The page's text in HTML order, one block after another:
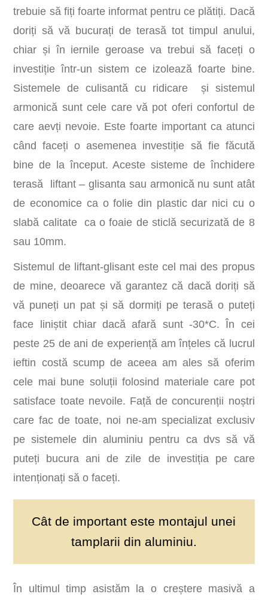
trebuie să fiți foarte informat pentru ce plătiți. Dacă
doriți să vă bucurați de terasă tot timpul anului,
chiar și în iernile geroase va trebui să faceți o
investiție într-un sistem ce izolează foarte bine.
Sistemele de culisantă cu ridicare și sistemul
armonică sunt cele care vă pot oferi confortul de
care aevți nevoie. Este foarte important ca atunci
când faceți o asemenea investiție să fie făcută
bine de la început. Aceste sisteme de închidere
terasă liftant – glisanta sau armonică nu sunt atât
de economice ca o folie din plastic dar nici cu o
slabă calitate ca o foaie de sticlă securizată de 8
sau 10mm.
Sistemul de liftant-glisant este cel mai des propus
de mine, deoarece vă garantez că dacă doriți să
vă puneți un pat și să dormiți pe terasă o puteți
face liniștit chiar dacă afară sunt -30*C. În cei
peste 25 de ani de experiență am înțeles că lucrul
ieftin costă scump de aceea am ales să oferim
cele mai bune soluții folosind materiale care pot
satisface toate nevoile. Față de concurenții noștri
care fac de toate, noi ne-am specializat exclusiv
pe sistemele din aluminiu pentru ca dvs să vă
puteți bucura ani de zile de investiția pe care
intenționați să o faceți.
Cât de important este montajul unei
tamplarii din aluminiu.
În ultimul timp asistăm la o creștere masivă a